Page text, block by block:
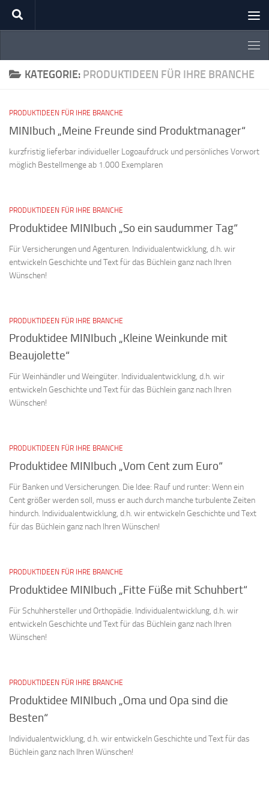
Zum Inhalt springen
KATEGORIE: PRODUKTIDEEN FÜR IHRE BRANCHE
PRODUKTIDEEN FÜR IHRE BRANCHE
MINIbuch „Meine Freunde sind Produktmanager“
kurzfristig lieferbar individueller Logoaufdruck und persönliches Vorwort
möglich Bestellmenge ab 1.000 Exemplaren
PRODUKTIDEEN FÜR IHRE BRANCHE
Produktidee MINIbuch „So ein saudummer Tag“
Für Versicherungen und Agenturen. Individualentwicklung, d.h. wir
entwickeln Geschichte und Text für das Büchlein ganz nach Ihren
Wünschen!
PRODUKTIDEEN FÜR IHRE BRANCHE
Produktidee MINIbuch „Kleine Weinkunde mit
Beaujolette“
Für Weinhändler und Weingüter. Individualentwicklung, d.h. wir
entwickeln Geschichte und Text für das Büchlein ganz nach Ihren
Wünschen!
PRODUKTIDEEN FÜR IHRE BRANCHE
Produktidee MINIbuch „Vom Cent zum Euro“
Für Banken und Versicherungen. Die Idee: Rauf und runter: Wenn ein
Cent größer werden soll, muss er auch durch manche turbulente Zeiten
hindurch. Individualentwicklung, d.h. wir entwickeln Geschichte und Text
für das Büchlein ganz nach Ihren Wünschen!
PRODUKTIDEEN FÜR IHRE BRANCHE
Produktidee MINIbuch „Fitte Füße mit Schuhbert“
Für Schuhhersteller und Orthopädie. Individualentwicklung, d.h. wir
entwickeln Geschichte und Text für das Büchlein ganz nach Ihren
Wünschen!
PRODUKTIDEEN FÜR IHRE BRANCHE
Produktidee MINIbuch „Oma und Opa sind die
Besten“
Individualentwicklung, d.h. wir entwickeln Geschichte und Text für das
Büchlein ganz nach Ihren Wünschen!